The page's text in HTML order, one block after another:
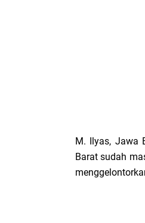
M. Ilyas, Jawa
Barat sudah